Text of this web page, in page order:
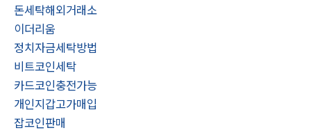
돈세탁해외거래소
이더리움
정치자금세탁방법
비트코인세탁
카드코인충전가능
개인지갑고가매입
잡코인판매